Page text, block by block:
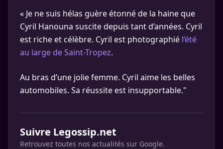
« Je ne suis hélas guère étonné de la haine que
Cyril Hanouna suscite depuis tant d’années. Cyril
est riche et célèbre. Cyril est photographié l’été
au large de Saint-Tropez.
Au bras d’une jolie femme. Cyril aime les belles
automobiles. Sa réussite est insupportable."
Suivre Legossip.net
Retrouvez toutes nos actualités sur Google.